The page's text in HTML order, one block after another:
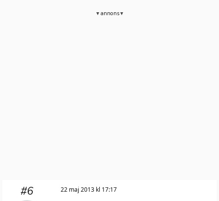
annons
#6 22 maj 2013 kl 17:17